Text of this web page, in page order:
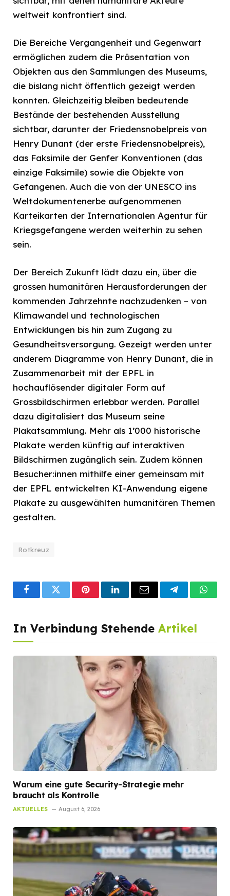
weltweit konfrontiert sind.
Die Bereiche Vergangenheit und Gegenwart
ermöglichen zudem die Präsentation von
Objekten aus den Sammlungen des Museums,
die bislang nicht öffentlich gezeigt werden
konnten. Gleichzeitig bleiben bedeutende
Bestände der bestehenden Ausstellung
sichtbar, darunter der Friedensnobelpreis von
Henry Dunant (der erste Friedensnobelpreis),
das Faksimile der Genfer Konventionen (das
einzige Faksimile) sowie die Objekte von
Gefangenen. Auch die von der UNESCO ins
Weltdokumentenerbe aufgenommenen
Karteikarten der Internationalen Agentur für
Kriegsgefangene werden weiterhin zu sehen
sein.
Der Bereich Zukunft lädt dazu ein, über die
grossen humanitären Herausforderungen der
kommenden Jahrzehnte nachzudenken – von
Klimawandel und technologischen
Entwicklungen bis hin zum Zugang zu
Gesundheitsversorgung. Gezeigt werden unter
anderem Diagramme von Henry Dunant, die in
Zusammenarbeit mit der EPFL in
hochauflösender digitaler Form auf
Grossbildschirmen erlebbar werden. Parallel
dazu digitalisiert das Museum seine
Plakatsammlung. Mehr als 1’000 historische
Plakate werden künftig auf interaktiven
Bildschirmen zugänglich sein. Zudem können
Besucher:innen mithilfe einer gemeinsam mit
der EPFL entwickelten KI-Anwendung eigene
Plakate zu ausgewählten humanitären Themen
gestalten.
Rotkreuz
FacebookTwitterPinterestLinkedInEmail Telegram
In Verbindung Stehende Artikel
Warum eine gute Security-Strategie mehr
braucht als Kontrolle
AKTUELLES August 6, 2026